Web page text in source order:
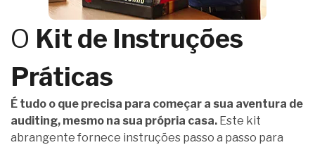
O Kit de Instruções
Práticas
É tudo o que precisa para começar a sua aventura de
auditing, mesmo na sua própria casa. Este kit
abrangente fornece instruções passo a passo para